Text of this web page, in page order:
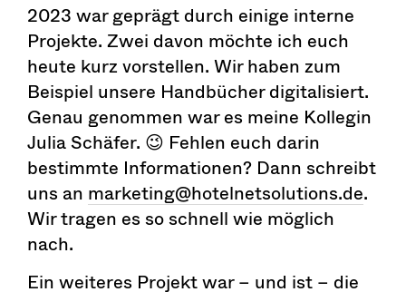
2023 war geprägt durch einige interne
Projekte. Zwei davon möchte ich euch
heute kurz vorstellen. Wir haben zum
Beispiel unsere Handbücher digitalisiert.
Genau genommen war es meine Kollegin
Julia Schäfer. 😉 Fehlen euch darin
bestimmte Informationen? Dann schreibt
uns an marketing@hotelnetsolutions.de.
Wir tragen es so schnell wie möglich
nach.
Ein weiteres Projekt war – und ist – die